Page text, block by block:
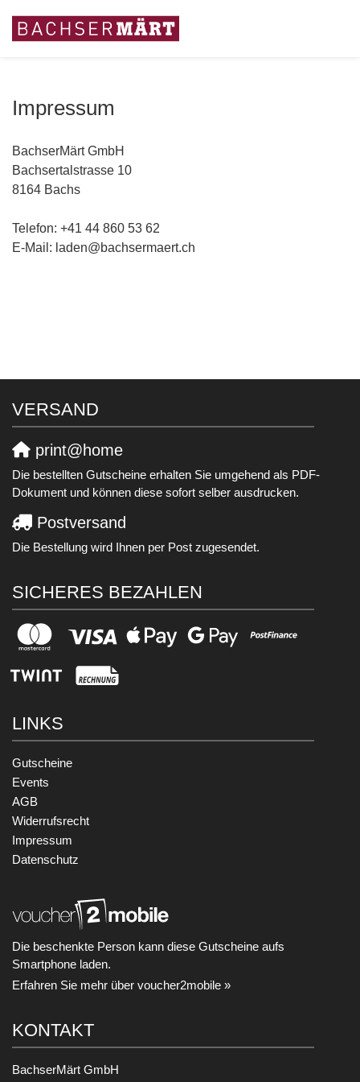
Impressum
BachserMärt GmbH
Bachsertalstrasse 10
8164 Bachs
Telefon: +41 44 860 53 62
E-Mail: laden@bachsermaert.ch
VERSAND
print@home
Die bestellten Gutscheine erhalten Sie umgehend als PDF-
Dokument und können diese sofort selber ausdrucken.
Postversand
Die Bestellung wird Ihnen per Post zugesendet.
SICHERES BEZAHLEN
LINKS
Gutscheine
Events
AGB
Widerrufsrecht
Impressum
Datenschutz
Die beschenkte Person kann diese Gutscheine aufs
Smartphone laden.
Erfahren Sie mehr über voucher2mobile »
KONTAKT
BachserMärt GmbH